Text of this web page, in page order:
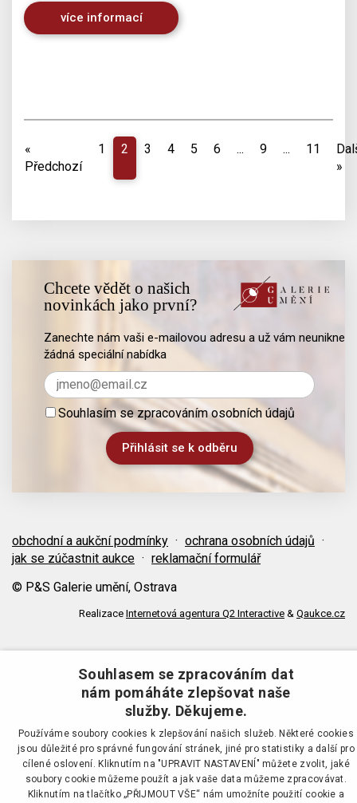
více informací
«
Předchozí
1 2 3 4 5 6 ... 9 ... 11
»
Chcete vědět o našich
novinkách jako první?
Zanechte nám vaši e-mailovou adresu a už vám neunikne
žádná speciální nabídka
Souhlasím se zpracováním osobních údajů
obchodní a aukční podmínky · ochrana osobních údajů ·
jak se zúčastnit aukce · reklamační formulář
© P&S Galerie umění, Ostrava
Realizace Internetová agentura Q2 Interactive & Qaukce.cz
Souhlasem se zpracováním dat
nám pomáháte zlepšovat naše
služby. Děkujeme.
Používáme soubory cookies k zlepšování našich služeb. Některé cookies
jsou důležité pro správné fungování stránek, jiné pro statistiky a další pro
cílené oslovení. Kliknutím na "UPRAVIT NASTAVENÍ" můžete zvolit, jaké
soubory cookie můžeme použít a jak vaše data můžeme zpracovávat.
Kliknutím na tlačítko „PŘIJMOUT VŠE“ nám umožníte použití cookie a